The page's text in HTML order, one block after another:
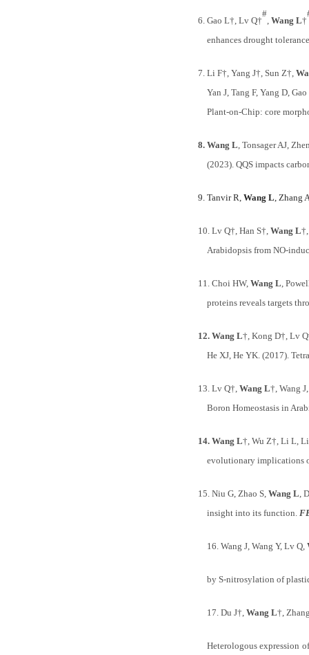
6. Gao L† , Lv Q†
#
Wang L†
enhances drought
7. Li F† , Yang J† , Sun Z†
Yan J, Tang F, Yang D,
Plant-on-Chip: core
8. Wang L , Tonsager AJ,
(2023). QQS impacts
9. Tanvir R, Wang L ,
10. Lv Q† , Han S† Wang L†
Arabidopsis from NO-
11. Choi HW, Wang L ,
proteins reveals targets
12. Wang L† , Kong D† , Lv Q
He XJ, He YK. (2017).
13. Lv Q† Wang L† , Wang
Boron Homeostasis in
14. Wang L† , Wu Z† , Li L,
evolutionary implications
15. Niu G, Zhao S, Wang L ,
insight into its function.
16. Wang J, Wang Y, Lv Q,
by S-nitrosylation of
17. Du J† Wang L† ,
Heterologous expression